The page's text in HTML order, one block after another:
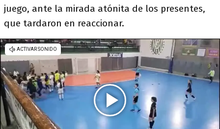
juego, ante la mirada atónita de los presentes,
que tardaron en reaccionar.